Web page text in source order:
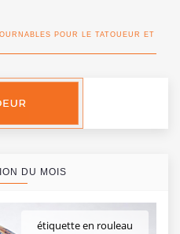
POUR LE TATOUEUR ET
DU MOIS
étiquette en rouleau